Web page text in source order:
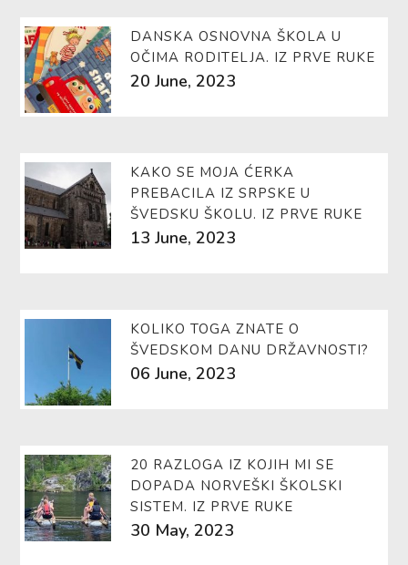
DANSKA OSNOVNA ŠKOLA U
OČIMA RODITELJA. IZ PRVE RUKE
20 June, 2023
KAKO SE MOJA ĆERKA
PREBACILA IZ SRPSKE U
ŠVEDSKU ŠKOLU. IZ PRVE RUKE
13 June, 2023
KOLIKO TOGA ZNATE O
ŠVEDSKOM DANU DRŽAVNOSTI?
06 June, 2023
20 RAZLOGA IZ KOJIH MI SE
DOPADA NORVEŠKI ŠKOLSKI
SISTEM. IZ PRVE RUKE
30 May, 2023